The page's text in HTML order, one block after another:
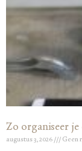
Zo organiseer
augustus 3, 2026 Geen